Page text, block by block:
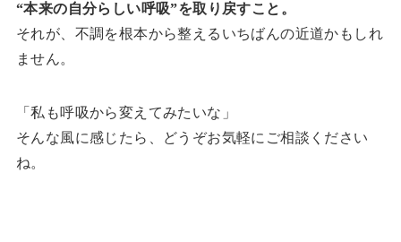
“本来の自分らしい呼吸”を取り戻すこと。
それが、不調を根本から整えるいちばんの近道かもしれ
ません。
「私も呼吸から変えてみたいな」
そんな風に感じたら、どうぞお気軽にご相談ください
ね。